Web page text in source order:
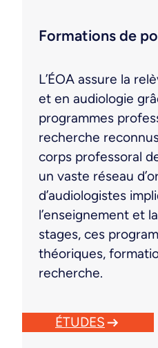
Formations de
L’ÉOA assure la
et en audiologie
programmes
recherche
corps professoral
un vaste réseau
d’audiologistes
l’enseignement et
stages, ces
théoriques,
recherche.
ÉTUDES